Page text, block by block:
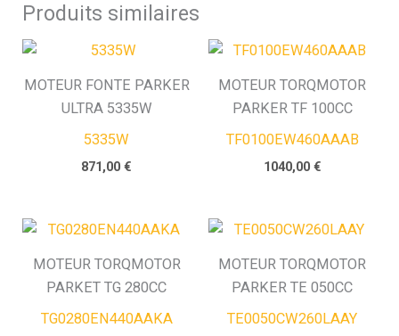
Produits similaires
MOTEUR FONTE PARKER
ULTRA 5335W
5335W
871,00€
MOTEUR TORQMOTOR
PARKER TF 100CC
TF0100EW460AAAB
1040,00 €
MOTEUR TORQMOTOR
PARKET TG 280CC
TG0280EN440AAKA
MOTEUR TORQMOTOR
PARKER TE 050CC
TE0050CW260LAAY